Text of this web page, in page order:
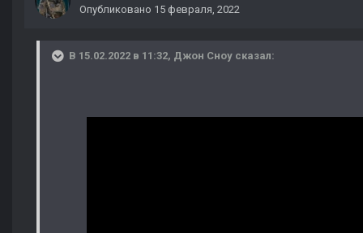
Опубликовано 15 февраля, 2022
В 15.02.2022 в 11:32, Джон Сноу сказал: